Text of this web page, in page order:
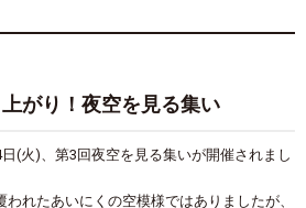
がり！夜空を見る集い
(火)、第3回夜空を見る集いが開催されまし
れたあいにくの空模様ではありましたが、